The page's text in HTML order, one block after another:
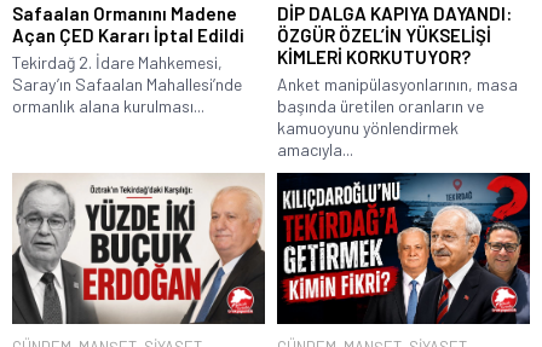
Safaalan Ormanını Madene
Açan ÇED Kararı İptal Edildi
Tekirdağ 2. İdare Mahkemesi,
Saray’ın Safaalan Mahallesi’nde
ormanlık alana kurulması...
DİP DALGA KAPIYA DAYANDI:
ÖZGÜR ÖZEL’İN YÜKSELİŞİ
KİMLERİ KORKUTUYOR?
Anket manipülasyonlarının, masa
başında üretilen oranların ve
kamuoyunu yönlendirmek
amacıyla...